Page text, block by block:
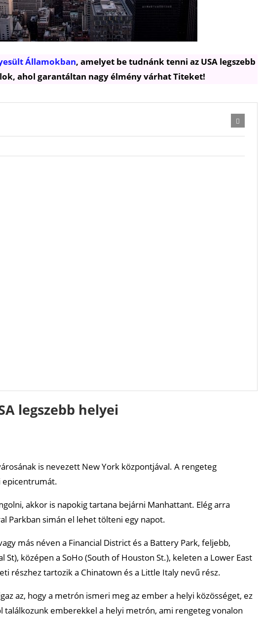
Államokban, amelyet be tudnánk tenni az USA legszebb
ahol garantáltan nagy élmény várhat Titeket!
legszebb helyei
is nevezett New York központjával. A rengeteg
epicentrumát.
akkor is napokig tartana bejárni Manhattant. Elég arra
Parkban simán el lehet tölteni egy napot.
más néven a Financial District és a Battery Park, feljebb,
St), középen a SoHo (South of Houston St.), keleten a Lower East
részhez tartozik a Chinatown és a Little Italy nevű rész.
az, hogy a metrón ismeri meg az ember a helyi közösséget, ez
találkozunk emberekkel a helyi metrón, ami rengeteg vonalon